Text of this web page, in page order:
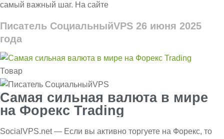
самый важный шаг. На сайте
Писатель СоциальныйVPS 26 июня 2025
года
Товар
Самая сильная валюта в мире
на Форекс Trading
SocialVPS.net — Если вы активно торгуете на Форекс, то